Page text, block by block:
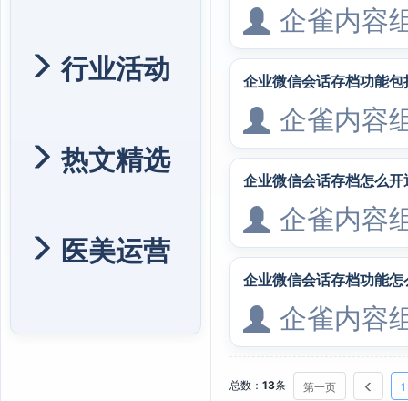
行业活动
热文精选
医美运营
企雀内容
企业微信会话存档功能
企雀内容
企业微信会话存档怎么
企雀内容
企业微信会话存档功能
企雀内容
总数： 13条 第一页 1